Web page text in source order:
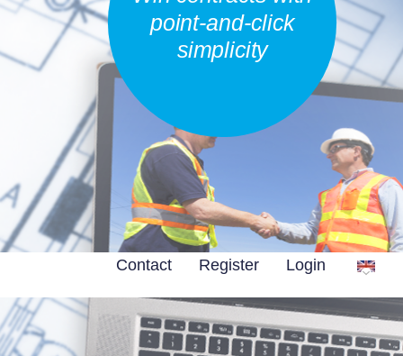
point-and-click
simplicity
Contact Register Login